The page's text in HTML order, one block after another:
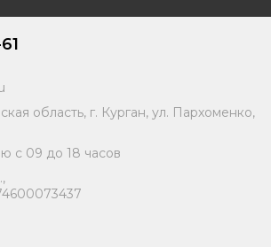
область, г. Курган, ул. Пархоменко,
с 09 до 18 часов